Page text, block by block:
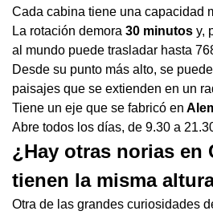
Cada cabina tiene una capacidad
La rotación demora 30 minutos y,
al mundo puede trasladar hasta
Desde su punto más alto, se
paisajes que se extienden en un
Tiene un eje que se fabricó en
Abre todos los días, de 9.30 a
¿Hay otras norias en
tienen la misma
Otra de las grandes curiosidades